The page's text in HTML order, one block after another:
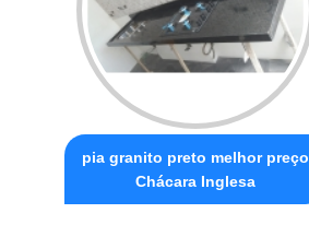
pia granito preto melhor preço
Chácara Inglesa